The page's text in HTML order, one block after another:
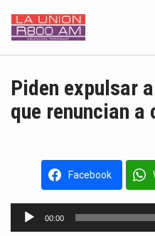
Piden expulsar
que renuncian
Facebook
Reproductor
00:00